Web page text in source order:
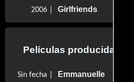
2006 | Girlfriends
Películas producidas
Sin fecha | Emmanuelle